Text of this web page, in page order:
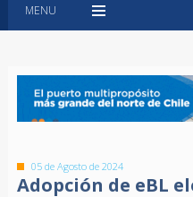
MENU
05 de Agosto de 2024
Adopción de eBL